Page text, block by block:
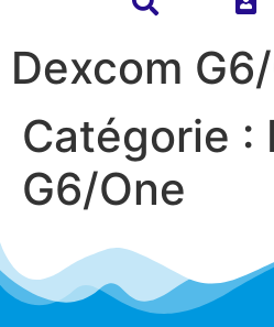
Dexcom
Catégorie :
G6/One